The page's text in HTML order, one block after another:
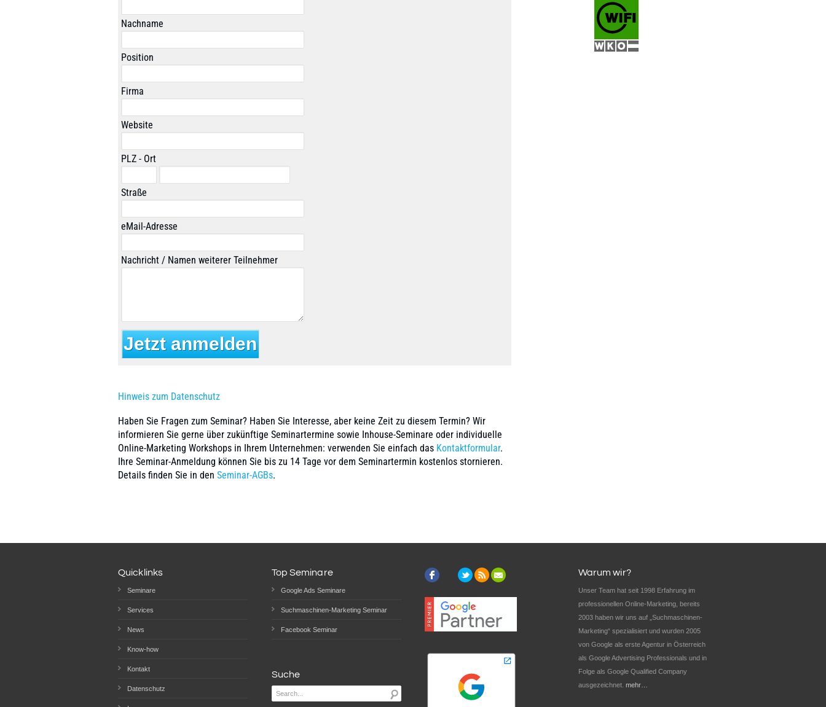
Nachname
Position
Firma
Website
PLZ - Ort
Straße
eMail-Adresse
Nachricht / Namen weiterer Teilnehmer
Hinweis zum Datenschutz
Haben Sie Fragen zum Seminar? Haben Sie Interesse, aber keine Zeit zu diesem Termin? Wir
informieren Sie gerne über zukünftige Seminartermine sowie Inhouse-Seminare oder individuelle
Online-Marketing Workshops in Ihrem Unternehmen: verwenden Sie einfach das Kontaktformular.
Ihre Seminar-Anmeldung können Sie bis zu 14 Tage vor dem Seminartermin kostenlos stornieren.
Details finden Sie in den Seminar-AGBs.
Quicklinks
Seminare
Services
News
Know-how
Kontakt
Datenschutz
Top Seminare
Google Ads Seminare
Suchmaschinen-Marketing Seminar
Facebook Seminar
Suche
Warum wir?
Unser Team hat seit 1998 Erfahrung im
professionellen Online-Marketing, bereits
2003 haben wir uns auf „Suchmaschinen-
Marketing“ spezialisiert und wurden 2005
von Google als erste Agentur in Österreich
als Google Advertising Professionals und in
Folge als Google Qualified Company
ausgezeichnet. mehr…